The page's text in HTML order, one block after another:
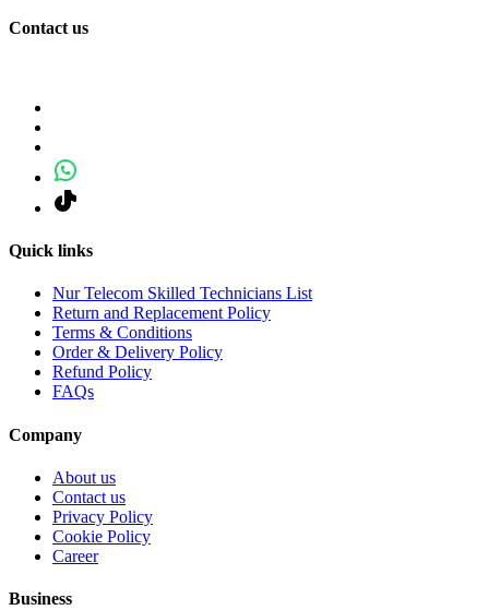
Contact us
Quick links
Nur Telecom Skilled Technicians List
Return and Replacement Policy
Terms & Conditions
Order & Delivery Policy
Refund Policy
FAQs
Company
About us
Contact us
Privacy Policy
Cookie Policy
Career
Business